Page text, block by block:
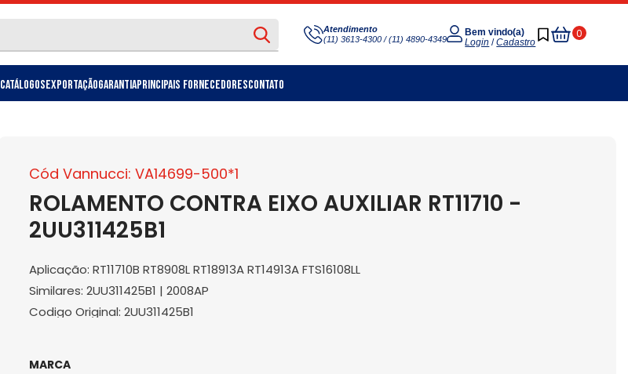
Atendimento
(11) 3613-4300 / (11) 4890-4349
Bem vindo(a)
Login /Cadastro
0
Meu
Carrinho
CatálogosExportaçãoGarantiaPrincipais FornecedoresContato
Cód Vannucci: VA14699-500*1
ROLAMENTO CONTRA EIXO AUXILIAR RT11710 -
2UU311425B1
Aplicação: RT11710B RT8908L RT18913A RT14913A FTS16108LL
Similares: 2UU311425B1 | 2008AP
Codigo Original: 2UU311425B1
MARCA